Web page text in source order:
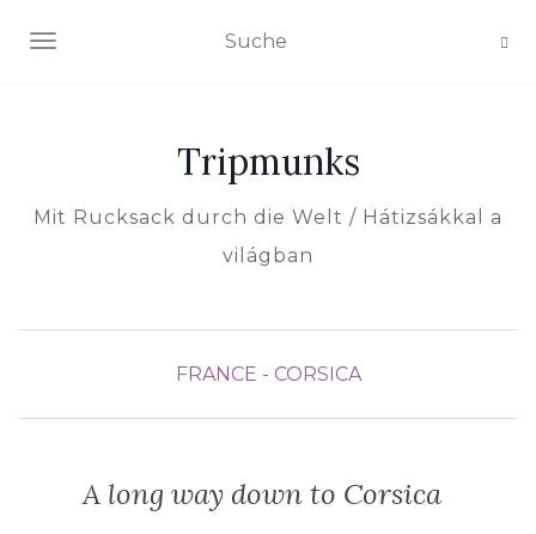
NAVIGATION EIN-/AUSSCHALTEN
Tripmunks
Mit Rucksack durch die Welt / Hátizsákkal a
világban
FRANCE - CORSICA
A long way down to Corsica